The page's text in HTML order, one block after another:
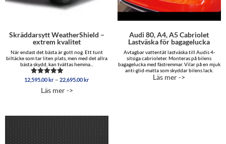
Skräddarsytt WeatherShield –
extrem kvalitet
När endast det bästa är gott nog. Ett tunt
biltäcke som tar liten plats, men med det allra
bästa skydd, kan tvättas hemma...
Betygsatt
av 5
12,595.00 kr – 22,695.00 krPrisintervall:
Läs mer ->
Audi 80, A4, A5 Cabriolet
Lastväska för bagagelucka
Avtagbar vattentät lastväska till Audis 4-
sitsiga cabrioleter. Monteras på bilens
bagagelucka med fästremmar. Vilar på en mjuk
anti-glid-matta som skyddar bilens lack.
Läs mer ->